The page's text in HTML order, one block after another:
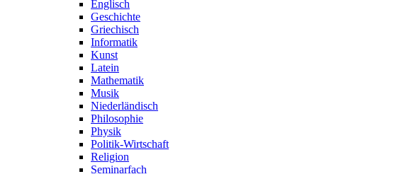
Englisch
Geschichte
Griechisch
Informatik
Kunst
Latein
Mathematik
Musik
Niederländisch
Philosophie
Physik
Politik-Wirtschaft
Religion
Seminarfach